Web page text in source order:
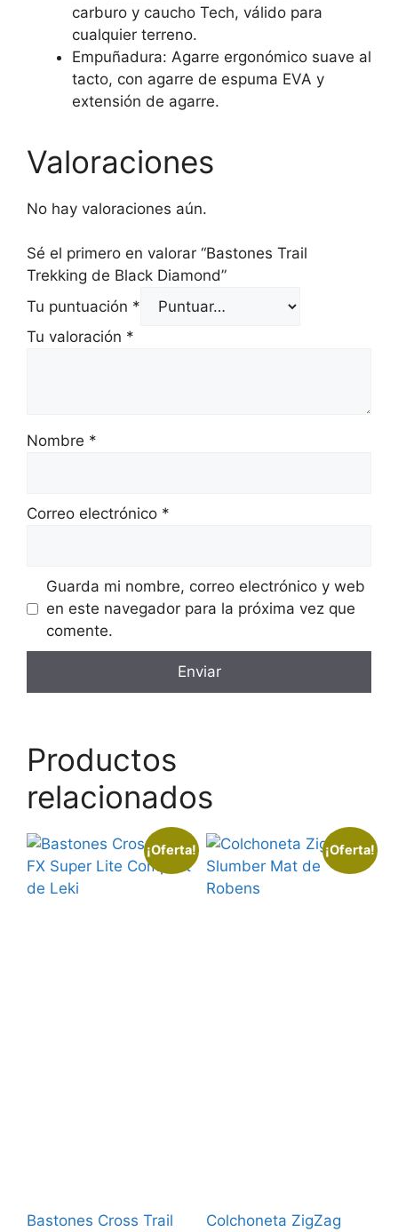
carburo y caucho Tech, válido para
cualquier terreno.
Empuñadura: Agarre ergonómico suave al
tacto, con agarre de espuma EVA y
extensión de agarre.
Valoraciones
No hay valoraciones aún.
Sé el primero en valorar “Bastones Trail
Trekking de Black Diamond”
Tu puntuación *
Tu valoración *
Nombre *
Correo electrónico *
Guarda mi nombre, correo electrónico y web
en este navegador para la próxima vez que
comente.
Productos
relacionados
¡Oferta!
Bastones Cross Trail
¡Oferta!
Colchoneta ZigZag